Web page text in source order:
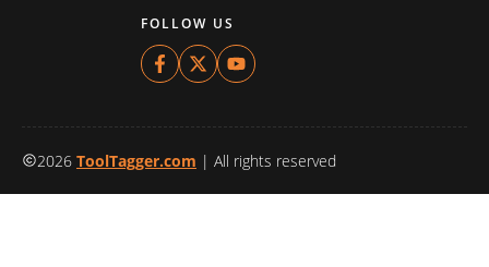
FOLLOW US
2026 ToolTagger.com | All rights reserved